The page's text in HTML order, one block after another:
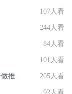
107人看
244人看
84人看
101人看
[营销技巧]建材企业怎样在信息网站上发广告做推广提高产品知名度呢 205人看
92人看